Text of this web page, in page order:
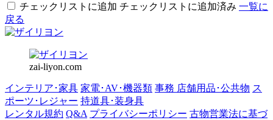
チェックリストに追加 チェックリストに追加済み 一覧に
戻る
zai-liyon.com
インテリア･家具 家電･AV･機器類 事務 店舗用品･公共物 ス
ポーツ･レジャー 持道具･装身具
レンタル規約 Q&A プライバシーポリシー 古物営業法に基づ